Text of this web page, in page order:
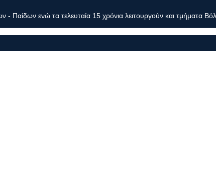
ενώ τα τελευταία 15 χρόνια λειτουργούν και τμήματα